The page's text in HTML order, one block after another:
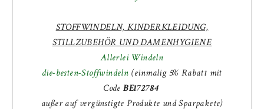
STOFFWINDELN, KINDERKLEIDUNG,
STILLZUBEHÖR UND DAMENHYGIENE
Allerlei Windeln
die-besten-Stoffwindeln (einmalig 5% Rabatt mit
CodeBE172784
außer auf vergünstigte Produkte und Sparpakete)